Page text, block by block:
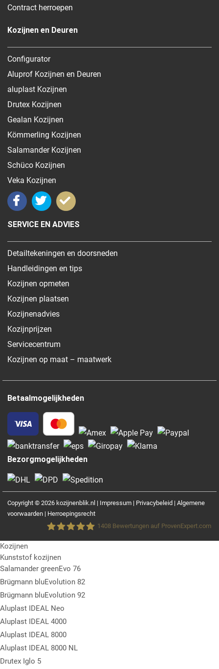
Contract herroepen
Kozijnen en Deuren
Configurator
Aluprof Kozijnen en Deuren
aluplast Kozijnen
Drutex Kozijnen
Gealan Kozijnen
Kömmerling Kozijnen
Salamander Kozijnen
Schüco Kozijnen
Veka Kozijnen
SERVICE EN ADVIES
Detailtekeningen en doorsneden
Handleidingen en tips
Kozijnen opmeten
Kozijnen plaatsen
Kozijnenadvies
Kozijnprijzen
Servicecentrum
Kozijnen op maat – maatwerk
Betaalmogelijkheden
Bezorgmogelijkheden
Copyright © 2026 kozijnenblik.nl | Impressum | Privacybeleid | Algemene
voorwaarden | Herroepingsrecht
Fensterblick GmbH &Co.KG
1408Bewertungen auf ProvenExpert.com
Kozijnen
Kunststof kozijnen
Salamander greenEvo 76
Brügmann bluEvolution 82
Brügmann bluEvolution 92
Aluplast IDEAL Neo
Aluplast IDEAL 4000
Aluplast IDEAL 8000
Aluplast IDEAL 8000 NL
Drutex Iglo 5